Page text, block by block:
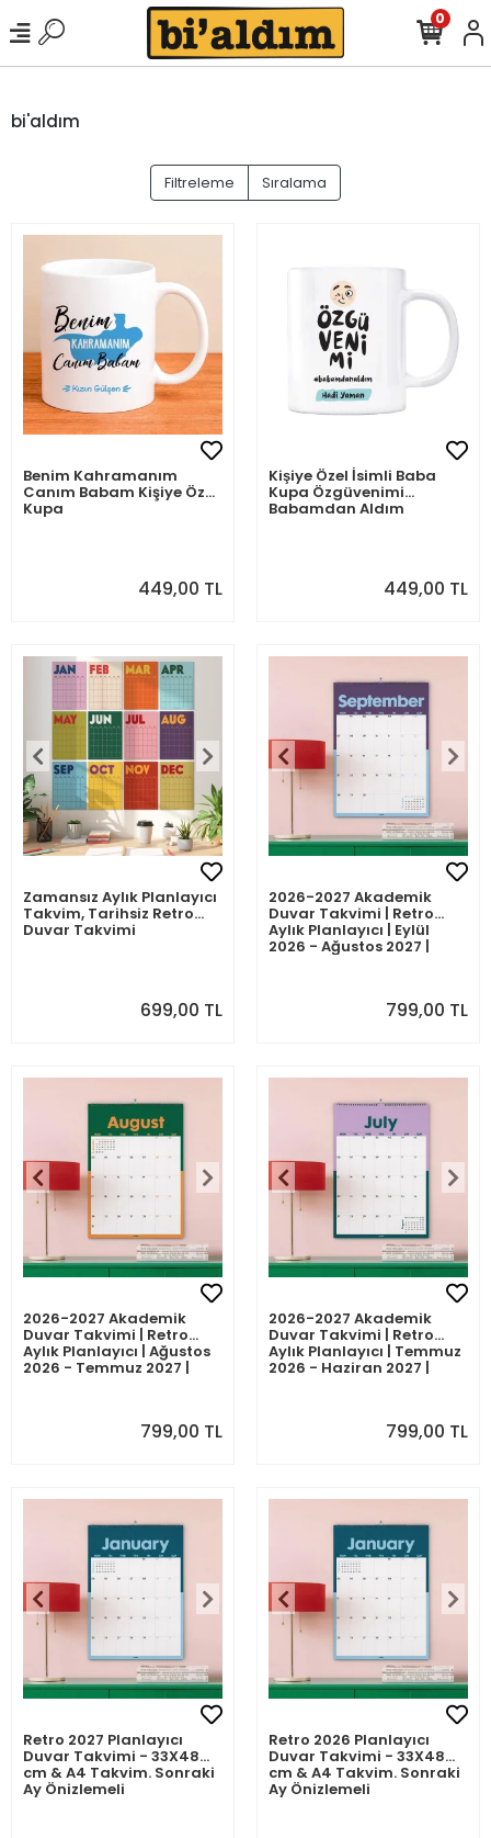
0
bi'aldım
Filtreleme Sıralama
Benim Kahramanım
Canım Babam Kişiye Özel
Kupa
449,00 TL
Kişiye Özel İsimli Baba
Kupa Özgüvenimi
Babamdan Aldım
449,00 TL
Zamansız Aylık Planlayıcı
Takvim, Tarihsiz Retro
Duvar Takvimi
699,00 TL
2026-2027 Akademik
Duvar Takvimi | Retro
Aylık Planlayıcı | Eylül
2026 - Ağustos 2027 |
799,00 TL
2026-2027 Akademik
Duvar Takvimi | Retro
Aylık Planlayıcı | Ağustos
2026 - Temmuz 2027 |
799,00 TL
2026-2027 Akademik
Duvar Takvimi | Retro
Aylık Planlayıcı | Temmuz
2026 - Haziran 2027 |
799,00 TL
Retro 2027 Planlayıcı
Duvar Takvimi - 33X48
cm & A4 Takvim. Sonraki
Ay Önizlemeli
Retro 2026 Planlayıcı
Duvar Takvimi - 33X48
cm & A4 Takvim. Sonraki
Ay Önizlemeli